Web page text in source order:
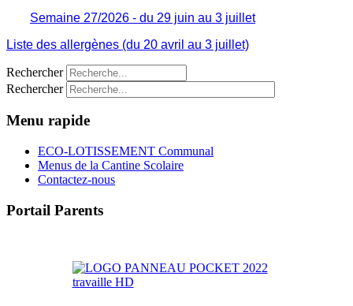
Semaine 27/2026 - du 29 juin au 3 juillet
Liste des allergènes (du 20 avril au 3 juillet)
Rechercher
Rechercher
Menu rapide
ECO-LOTISSEMENT Communal
Menus de la Cantine Scolaire
Contactez-nous
Portail Parents